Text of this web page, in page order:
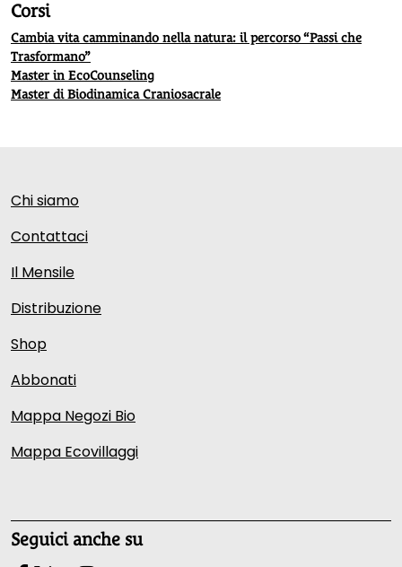
Corsi
Cambia vita camminando nella natura: il percorso “Passi che
Trasformano”
Master in EcoCounseling
Master di Biodinamica Craniosacrale
Chi siamo
Contattaci
Il Mensile
Distribuzione
Shop
Abbonati
Mappa Negozi Bio
Mappa Ecovillaggi
Seguici anche su